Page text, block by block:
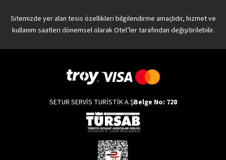
Sitemizde yer alan tesis özellikleri bilgilendirme amaçlıdır, hizmet ve
kullanım saatleri dönemsel olarak Otel’ler tarafından değişitirilebilir.
SETUR SERVİS TURİSTİK A.ŞBelge No: 728